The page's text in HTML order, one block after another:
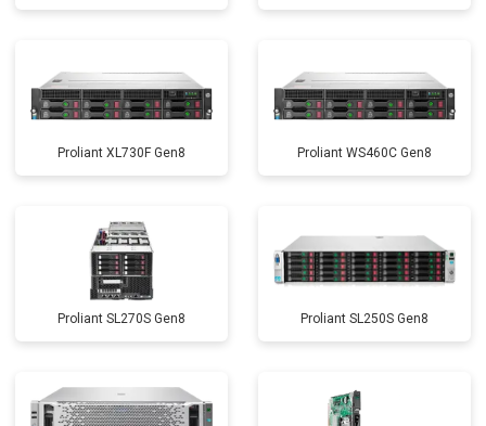
Proliant XL730F Gen8 Proliant WS460C Gen8
Proliant SL270S Gen8 Proliant SL250S Gen8